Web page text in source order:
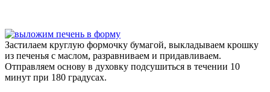
Застилаем круглую формочку бумагой, выкладываем крошку
из печенья с маслом, разравниваем и придавливаем.
Отправляем основу в духовку подсушиться в течении 10
минут при 180 градусах.